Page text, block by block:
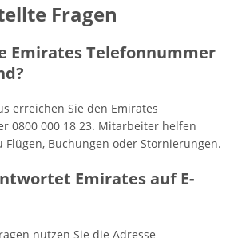
Fragen
Emirates Telefonnummer
erreichen Sie den Emirates
0800 000 18 23. Mitarbeiter helfen
Flügen, Buchungen oder Stornierungen.
Emirates auf E-
nutzen Sie die Adresse